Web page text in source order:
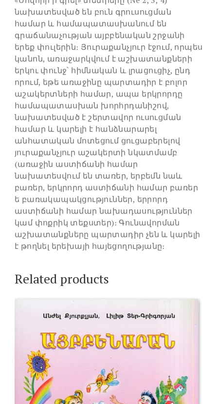
նախատեսված են բուն գրուսուցման
համար և համապատասխանում են
գրաճանաչության այբբենական շրջանի
երեք փուլերին։ Յուրաքանչյուր էջում, որպես
կանոն, առաջարկվում է աշխատանքների
երկու փունջ՝ հիմնական և լրացուցիչ, ընդ
որում, եթե առաջինը պարտադիր է բոլոր
աշակերտների համար, ապա երկրորդը
համապատասխան խորհրդանիշով,
նախատեսված է շերտավոր ուսուցման
համար և կարելի է հանձնարարել
անհատական մոտեցում ցուցաբերելով
յուրաքանչյուր աշակերտի նկատմամբ
(առաջին աստիճանի համար
նախատեսվում են տառեր, երբեմն նաև
բառեր, երկրորդ աստիճանի համար բառեր
ե բառակապակցություններ, երրորդ
աստիճանի համար նախադասություններ
կամ փոքրիկ տեքստեր)։ Գունավորման
աշխատանքները պարտադիր չեն և կարելի
է թողնել երեխայի հայեցողությանը։
Related products
product
multiple
variants.
The
options
may